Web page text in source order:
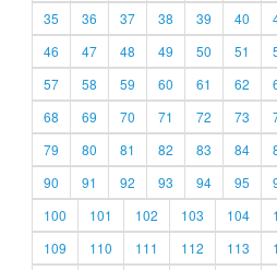
35
36 37 38 39 40
46
47 48 49 50 51
57
58 59 60 61 62
68
69 70 71 72 73
79
80 81 82 83 84
90
91 92 93 94 95
100
101 102 103 104
109
110 111 112 113